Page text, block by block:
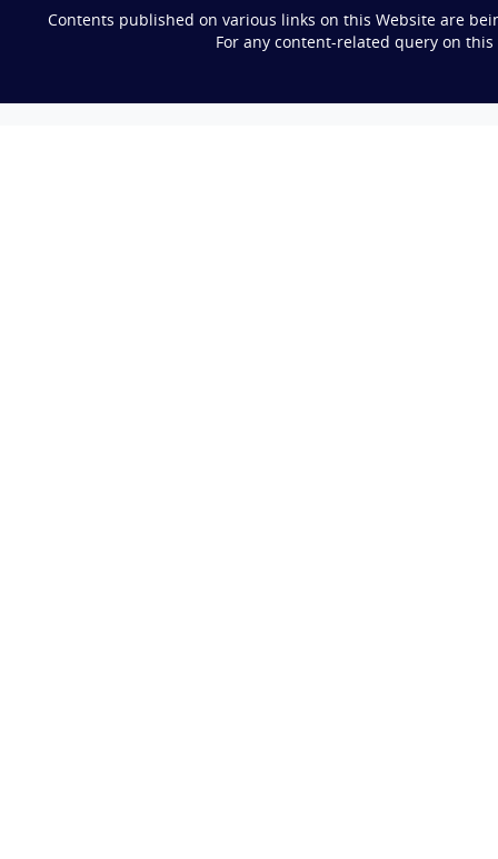
Contents published on various links on this Website are
For any content-related query on